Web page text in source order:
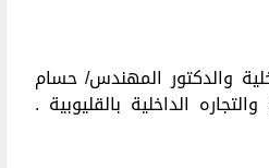
والدكتور المهندس/ حسام
الداخلية بالقليوبية .